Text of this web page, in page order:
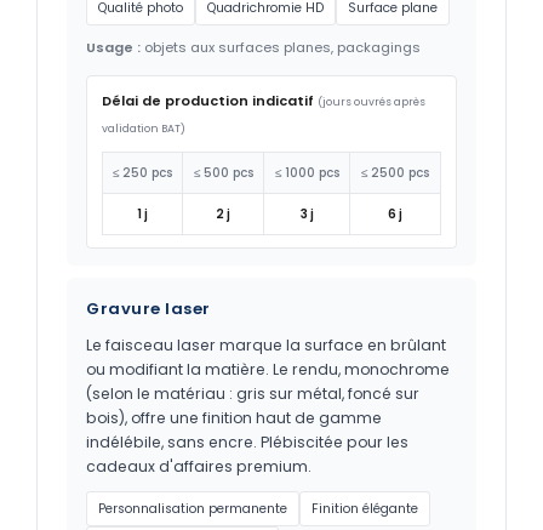
Qualité photo Quadrichromie HD Surface plane
Usage : objets aux surfaces planes, packagings
Délai de production indicatif (jours ouvrés après
validation BAT)
≤ 250 pcs ≤ 500 pcs ≤ 1000 pcs ≤ 2500 pcs
1 j 2 j 3 j 6 j
Gravure laser
Le faisceau laser marque la surface en brûlant
ou modifiant la matière. Le rendu, monochrome
(selon le matériau : gris sur métal, foncé sur
bois), offre une finition haut de gamme
indélébile, sans encre. Plébiscitée pour les
cadeaux d'affaires premium.
Personnalisation permanente
Finition élégante